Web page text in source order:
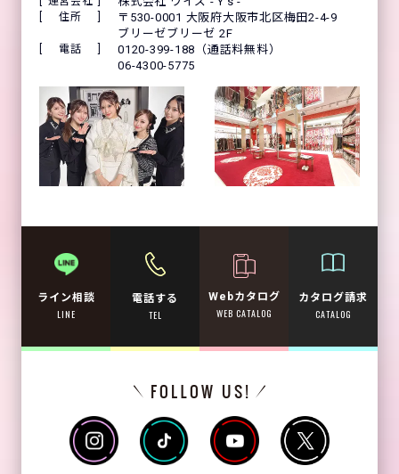
住所
〒530-0001 大阪府大阪市北区梅田2-4-9
ブリーゼブリーゼ 2F
電話
0120-399-188（通話料無料）
06-4300-5775
ライン相談
LINE
電話する
TEL
Webカタログ
WEB CATALOG
カタログ請求
CATALOG